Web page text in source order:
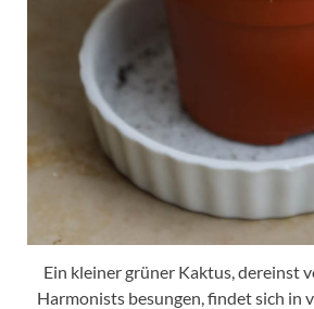
Ein kleiner grüner Kaktus, dereinst
Harmonists besungen, findet sich in